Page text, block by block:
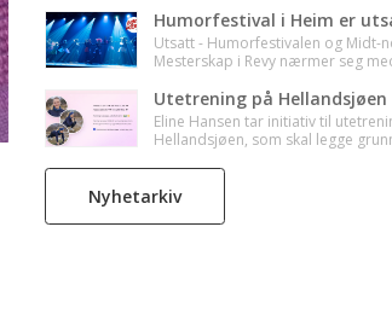
tidene før du drar til biblioteket
:-)
Humorfestival i Heim er
Utsatt - Humorfestivalen og Midt-
Mesterskap i Revy nærmer seg
med innsats for å sikre en god
alle som skal få med seg det beste
norsk revy.
Utetrening på Hellandsjøen
Eline Hansen tar initiativ til
Hellandsjøen, som skal legge
Nyhetarkiv